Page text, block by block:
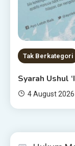
Tak Berkategori
Syarah Ushul
4 August 2026